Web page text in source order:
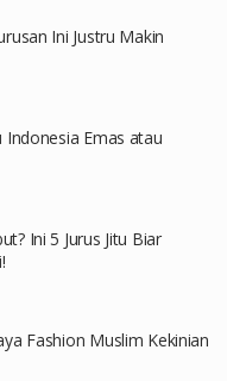
Ini Justru Makin
Emas atau
Ini 5 Jurus Jitu Biar
Fashion Muslim Kekinian